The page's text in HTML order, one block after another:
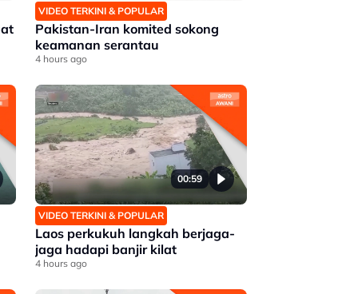
VIDEO TERKINI & POPULAR
Pakistan-Iran komited sokong
keamanan serantau
4 hours ago
00:59
VIDEO TERKINI & POPULAR
Laos perkukuh langkah berjaga-
jaga hadapi banjir kilat
4 hours ago